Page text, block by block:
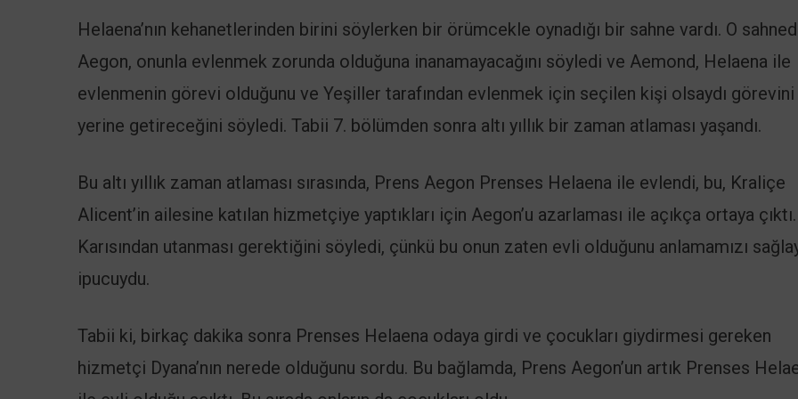
Helaena’nın kehanetlerinden birini söylerken bir örümcekle oynadığı bir sahne vardı. O
Aegon, onunla evlenmek zorunda olduğuna inanamayacağını söyledi ve Aemond, Helaena ile
evlenmenin görevi olduğunu ve Yeşiller tarafından evlenmek için seçilen kişi olsaydı görevini
yerine getireceğini söyledi. Tabii 7. bölümden sonra altı yıllık bir zaman atlaması yaşandı.
Bu altı yıllık zaman atlaması sırasında, Prens Aegon Prenses Helaena ile evlendi, bu, Kraliçe
Alicent’in ailesine katılan hizmetçiye yaptıkları için Aegon’u azarlaması ile açıkça ortaya çıktı.
Karısından utanması gerektiğini söyledi, çünkü bu onun zaten evli olduğunu anlamamızı
ipucuydu.
Tabii ki, birkaç dakika sonra Prenses Helaena odaya girdi ve çocukları giydirmesi gereken
hizmetçi Dyana’nın nerede olduğunu sordu. Bu bağlamda, Prens Aegon’un artık Prenses